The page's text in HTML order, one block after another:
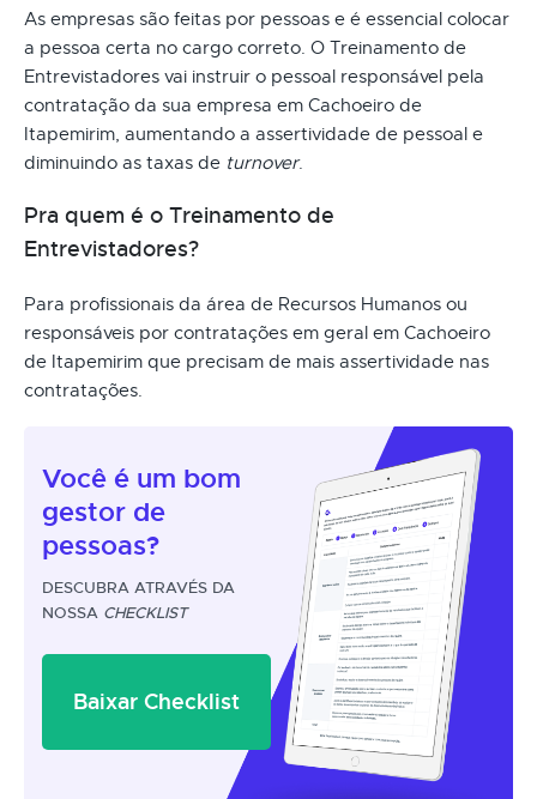
As empresas são feitas por pessoas e é essencial colocar
a pessoa certa no cargo correto. O Treinamento de
Entrevistadores vai instruir o pessoal responsável pela
contratação da sua empresa em Cachoeiro de
Itapemirim, aumentando a assertividade de pessoal e
diminuindo as taxas de turnover.
Pra quem é o Treinamento de
Entrevistadores?
Para profissionais da área de Recursos Humanos ou
responsáveis por contratações em geral em Cachoeiro
de Itapemirim que precisam de mais assertividade nas
contratações.
Você é um bom
gestor de
pessoas?
DESCUBRA ATRAVÉS DA
NOSSA CHECKLIST
Baixar Checklist